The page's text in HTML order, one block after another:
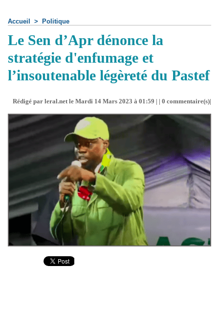
Accueil > Politique
Le Sen d’Apr dénonce la
stratégie d'enfumage et
l’insoutenable légèreté du Pastef
Rédigé par leral.net le Mardi 14 Mars 2023 à 01:59 | | 0 commentaire(s)|